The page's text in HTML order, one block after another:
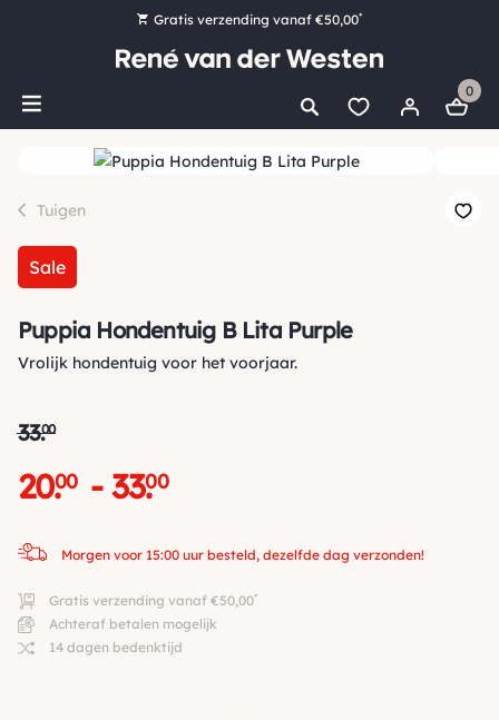
Gratis verzending vanaf €50,00*
Bestel nu, betaal later met Klarna
Ruim 16.000 artikelen op voorraad
0
Tuigen
Sale
Puppia Hondentuig B Lita Purple
Vrolijk hondentuig voor het voorjaar.
33.00
20.
00 -33.
00
Morgen voor 15:00 uur besteld, dezelfde dag verzonden!
Gratis verzending vanaf €50,00*
Achteraf betalen mogelijk
14 dagen bedenktijd